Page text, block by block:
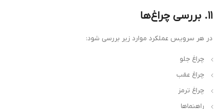
۱۱. بررسی چراغ‌ها
در هر سرویس عملکرد موارد زیر بررسی شود:
چراغ جلو
چراغ عقب
چراغ ترمز
راهنماها